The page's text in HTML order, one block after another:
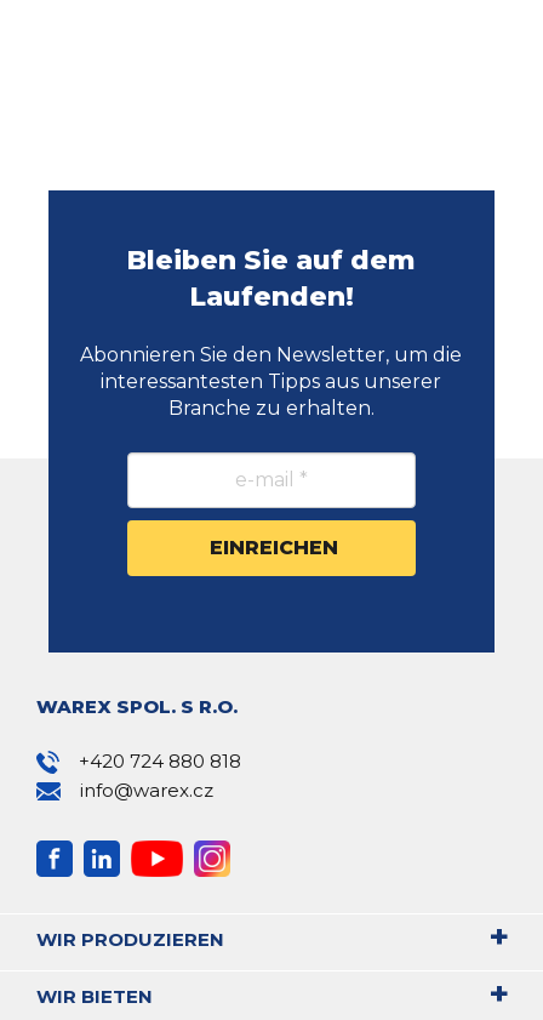
Bleiben Sie auf dem
Laufenden!
Abonnieren Sie den Newsletter, um die
interessantesten Tipps aus unserer
Branche zu erhalten.
WAREX SPOL. S R.O.
+420 724 880 818
info@warex.cz
WIR PRODUZIEREN
WIR BIETEN